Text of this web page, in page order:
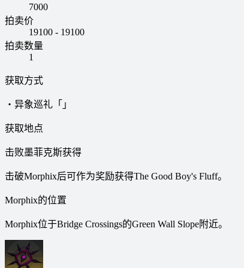
7000
拍卖价
19100 - 19100
拍卖数量
1
获取方式
・异象巡礼「」
获取地点
击败墨菲克斯获得
击破Morphix后可作为奖励获得The Good Boy's Fluff。
Morphix的位置
Morphix位于Bridge Crossings的Green Wall Slope附近。